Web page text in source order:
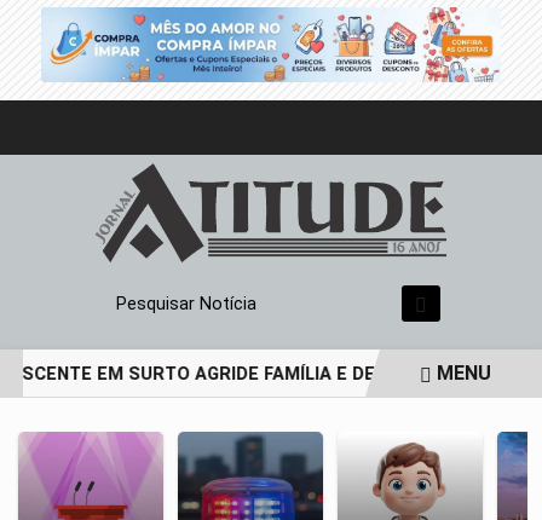
Pesquisar Notícia
EM SURTO AGRIDE FAMÍLIA E DEIXA PAI DE 69
MENU